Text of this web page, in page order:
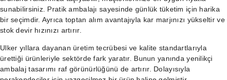
sunabilirsiniz. Pratik ambalajı sayesinde günlük tüketim için harika
bir seçimdir. Ayrıca toptan alım avantajıyla kar marjınızı yükseltir ve
stok devir hızınızı artırır.
Ulker yıllara dayanan üretim tecrübesi ve kalite standartlarıyla
ürettiği ürünleriyle sektörde fark yaratır. Bunun yanında yenilikçi
ambalaj tasarımı raf görünürlüğünü de artırır. Dolayısıyla